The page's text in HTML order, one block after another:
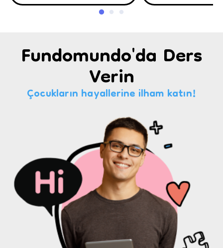
Fundomundo'da Ders
Verin
Çocukların hayallerine ilham katın!